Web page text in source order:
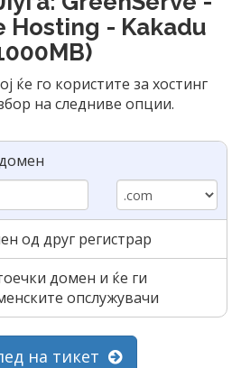
Hosting - Kakadu
ќе го користите за хостинг
на следниве опции.
од друг регистрар
домен и ќе ги
опслужувачи
на тикет